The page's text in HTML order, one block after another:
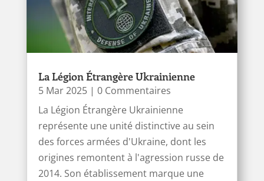
La Légion Étrangère Ukrainienne
5 Mar 2025| 0 Commentaires
La Légion Étrangère Ukrainienne
représente une unité distinctive au sein
des forces armées d'Ukraine, dont les
origines remontent à l'agression russe de
2014. Son établissement marque une